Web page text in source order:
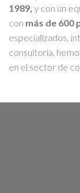
1989, y con un
con más de 600
especializados,
consultoría,
en el sector de